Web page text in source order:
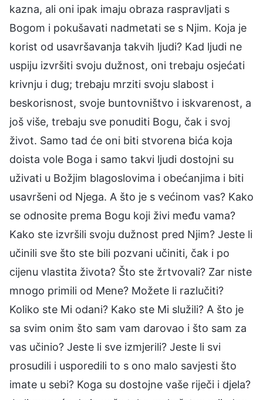
kazna, ali oni ipak imaju obraza raspravljati s
Bogom i pokušavati nadmetati se s Njim. Koja je
korist od usavršavanja takvih ljudi? Kad ljudi ne
uspiju izvršiti svoju dužnost, oni trebaju osjećati
krivnju i dug; trebaju mrziti svoju slabost i
beskorisnost, svoje buntovništvo i iskvarenost, a
još više, trebaju sve ponuditi Bogu, čak i svoj
život. Samo tad će oni biti stvorena bića koja
doista vole Boga i samo takvi ljudi dostojni su
uživati u Božjim blagoslovima i obećanjima i biti
usavršeni od Njega. A što je s većinom vas? Kako
se odnosite prema Bogu koji živi među vama?
Kako ste izvršili svoju dužnost pred Njim? Jeste li
učinili sve što ste bili pozvani učiniti, čak i po
cijenu vlastita života? Što ste žrtvovali? Zar niste
mnogo primili od Mene? Možete li razlučiti?
Koliko ste Mi odani? Kako ste Mi služili? A što je
sa svim onim što sam vam darovao i što sam za
vas učinio? Jeste li sve izmjerili? Jeste li svi
prosudili i usporedili to s ono malo savjesti što
imate u sebi? Koga su dostojne vaše riječi i djela?